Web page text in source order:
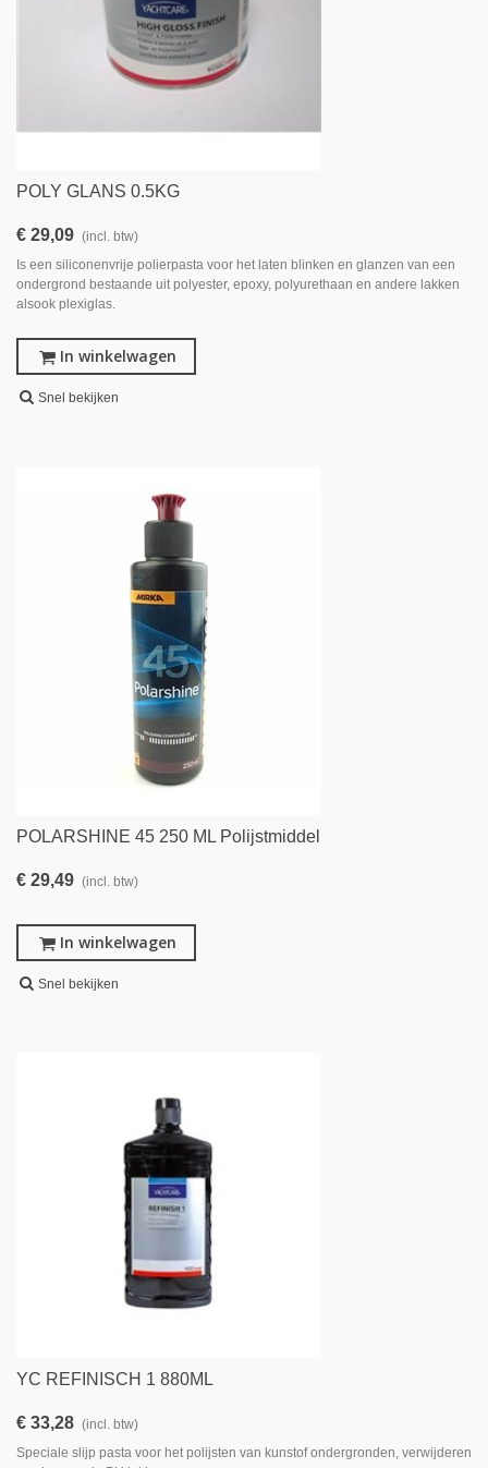
POLY GLANS 0.5KG
€ 29,09 (incl. btw)
Is een siliconenvrije polierpasta voor het laten blinken en glanzen van een
ondergrond bestaande uit polyester, epoxy, polyurethaan en andere lakken
alsook plexiglas.
In winkelwagen
Snel bekijken
POLARSHINE 45 250 ML Polijstmiddel
€ 29,49 (incl. btw)
In winkelwagen
Snel bekijken
YC REFINISCH 1 880ML
€ 33,28 (incl. btw)
Speciale slijp pasta voor het polijsten van kunstof ondergronden, verwijderen